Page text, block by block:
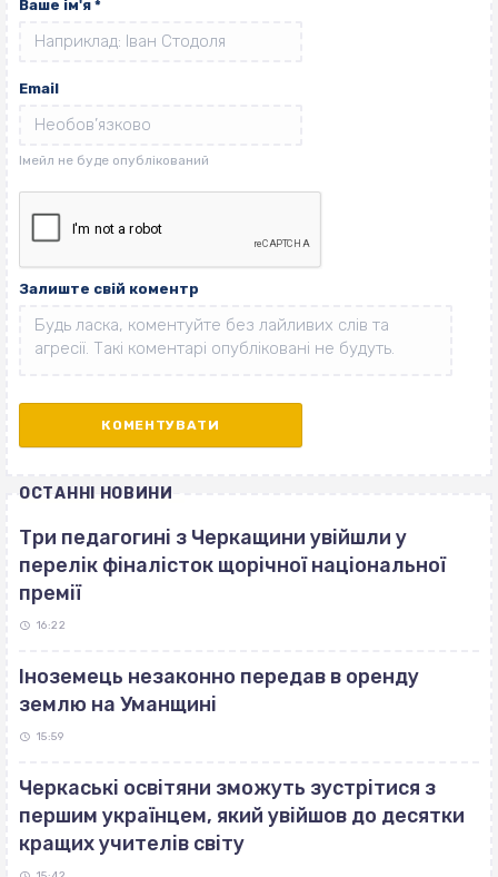
Ваше ім'я *
Email
Залиште свій коментр
ОСТАННІ НОВИНИ
Три педагогині з Черкащини увійшли у
перелік фіналісток щорічної національної
премії
16:22
Іноземець незаконно передав в оренду
землю на Уманщині
15:59
Черкаські освітяни зможуть зустрітися з
першим українцем, який увійшов до десятки
кращих учителів світу